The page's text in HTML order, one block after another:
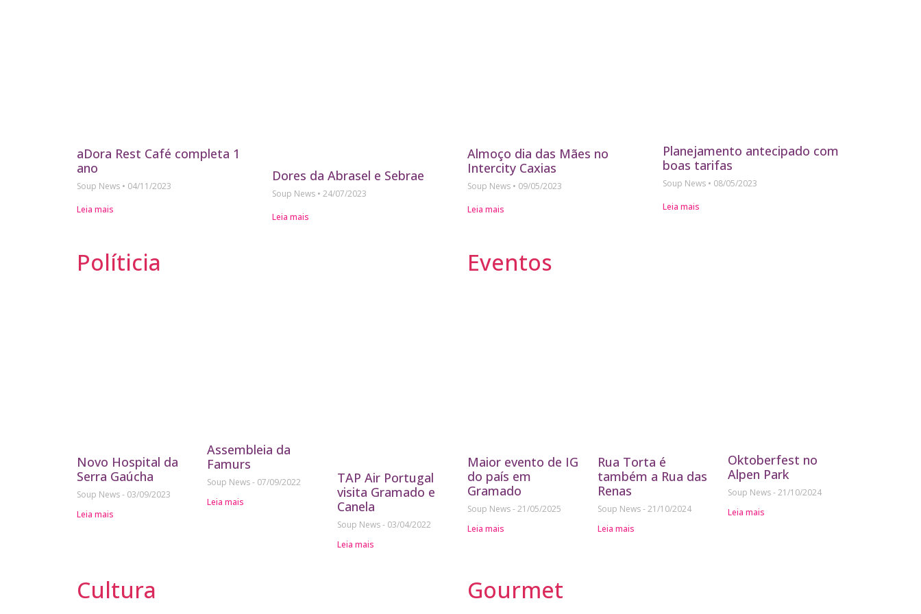
aDora Rest Café completa 1
ano
Soup News
04/11/2023
Leia mais
Dores da Abrasel e Sebrae
Soup News
24/07/2023
Leia mais
Almoço dia das Mães no
Intercity Caxias
Soup News
09/05/2023
Leia mais
Planejamento antecipado com
boas tarifas
Soup News
08/05/2023
Leia mais
Políticia
Novo Hospital da
Serra Gaúcha
Soup News
03/09/2023
Leia mais
Assembleia da
Famurs
Soup News
07/09/2022
Leia mais
TAP Air Portugal
visita Gramado e
Canela
Soup News
03/04/2022
Leia mais
Eventos
Maior evento de IG
do país em
Gramado
Soup News 21/05/2025
Leia mais
Rua Torta é
também a Rua das
Renas
Soup News 21/10/2024
Leia mais
Oktoberfest no
Alpen Park
Soup News 21/10/2024
Leia mais
Cultura Gourmet